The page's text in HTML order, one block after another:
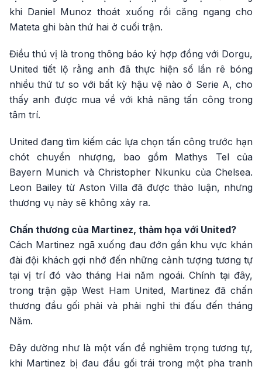
khi Daniel Munoz thoát xuống rồi căng ngang cho
Mateta ghi bàn thứ hai ở cuối trận.
Điều thú vị là trong thông báo ký hợp đồng với Dorgu,
United tiết lộ rằng anh đã thực hiện số lần rê bóng
nhiều thứ tư so với bất kỳ hậu vệ nào ở Serie A, cho
thấy anh được mua về với khả năng tấn công trong
tâm trí.
United đang tìm kiếm các lựa chọn tấn công trước hạn
chót chuyển nhượng, bao gồm Mathys Tel của
Bayern Munich và Christopher Nkunku của Chelsea.
Leon Bailey từ Aston Villa đã được thảo luận, nhưng
thương vụ này sẽ không xảy ra.
Chấn thương của Martinez, thảm họa với United?
Cách Martinez ngã xuống đau đớn gần khu vực khán
đài đội khách gợi nhớ đến những cảnh tượng tương tự
tại vị trí đó vào tháng Hai năm ngoái. Chính tại đây,
trong trận gặp West Ham United, Martinez đã chấn
thương đầu gối phải và phải nghỉ thi đấu đến tháng
Năm.
Đây dường như là một vấn đề nghiêm trọng tương tự,
khi Martinez bị đau đầu gối trái trong một pha tranh